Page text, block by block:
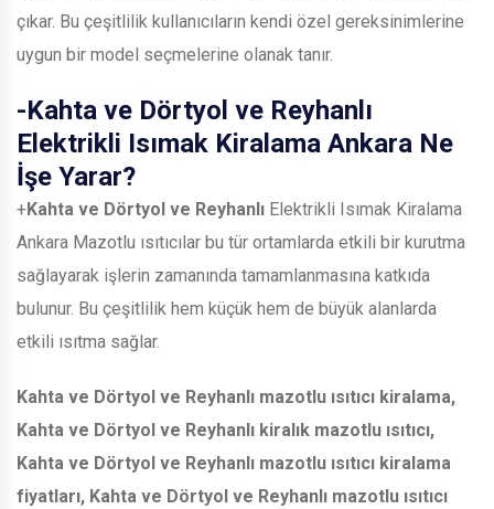
çıkar. Bu çeşitlilik kullanıcıların kendi özel gereksinimlerine
uygun bir model seçmelerine olanak tanır.
-Kahta ve Dörtyol ve Reyhanlı
Elektrikli Isımak Kiralama Ankara Ne
İşe Yarar?
+Kahta ve Dörtyol ve Reyhanlı Elektrikli Isımak Kiralama
Ankara Mazotlu ısıtıcılar bu tür ortamlarda etkili bir kurutma
sağlayarak işlerin zamanında tamamlanmasına katkıda
bulunur. Bu çeşitlilik hem küçük hem de büyük alanlarda
etkili ısıtma sağlar.
Kahta ve Dörtyol ve Reyhanlı mazotlu ısıtıcı kiralama,
Kahta ve Dörtyol ve Reyhanlı kiralık mazotlu ısıtıcı,
Kahta ve Dörtyol ve Reyhanlı mazotlu ısıtıcı kiralama
fiyatları, Kahta ve Dörtyol ve Reyhanlı mazotlu ısıtıcı